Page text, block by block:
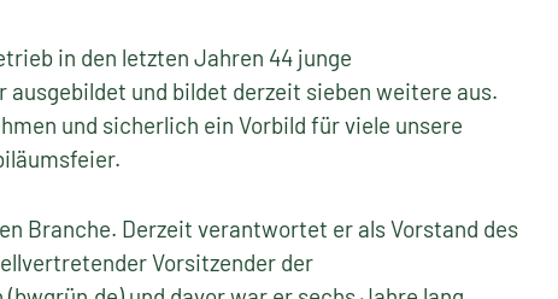
in den letzten Jahren 44 junge
und bildet derzeit sieben weitere aus.
und sicherlich ein Vorbild für viele unsere
Branche. Derzeit verantwortet er als Vorstand des
Vorsitzender der